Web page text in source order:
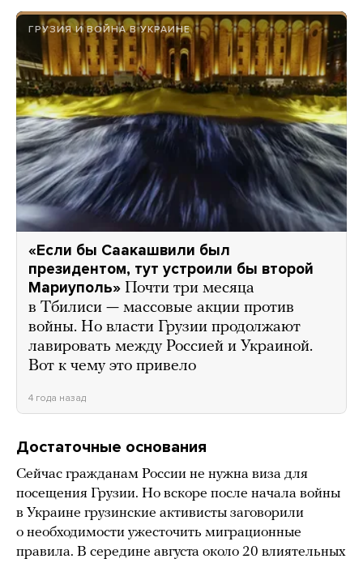
ГРУЗИЯ И ВОЙНА В УКРАИНЕ
«Если бы Саакашвили был
президентом, тут устроили бы второй
Мариуполь» Почти три месяца
в Тбилиси — массовые акции против
войны. Но власти Грузии продолжают
лавировать между Россией и Украиной.
Вот к чему это привело
4 года назад
Достаточные основания
Сейчас гражданам России не нужна виза для
посещения Грузии. Но вскоре после начала войны
в Украине грузинские активисты заговорили
о необходимости ужесточить миграционные
правила. В середине августа около 20 влиятельных